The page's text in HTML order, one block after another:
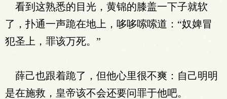
看到这熟悉的目光，黄锦的膝盖一下子就软
了，扑通一声跪在地上，哆哆嗦嗦道：“奴婢冒
犯圣上，罪该万死。”
薛己也跟着跪了，但他心里很不爽：自己明明
是在施救，皇帝该不会还要问罪于他吧。